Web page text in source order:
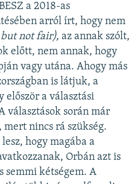
a 2018-as
arról írt, hogy nem
not fair), az annak szólt,
előtt, nem annak, hogy
vagy utána. Ahogy más
is látjuk, a
a választási
választások során már
nincs rá szükség.
hogy magába a
Orbán azt is
semmi kétségem. A